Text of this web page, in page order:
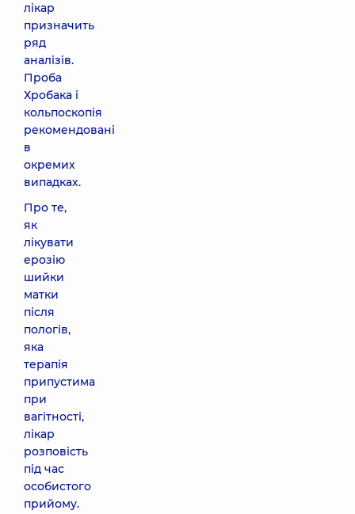
лікар
призначить
ряд
аналізів.
Проба
Хробака і
кольпоскопія
рекомендовані
в
окремих
випадках.
Про те,
як
лікувати
ерозію
шийки
матки
після
пологів,
яка
терапія
припустима
при
вагітності,
лікар
розповість
під час
особистого
прийому.